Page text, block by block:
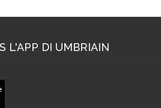
L'APP DI UMBRIAIN